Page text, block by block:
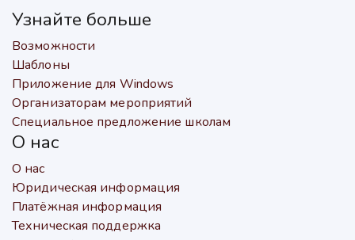
Узнайте больше
Возможности
Шаблоны
Приложение для Windows
Организаторам мероприятий
Специальное предложение школам
О нас
О нас
Юридическая информация
Платёжная информация
Техническая поддержка